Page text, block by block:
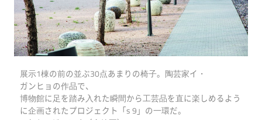
展示1棟の前の並ぶ30点あまりの椅子。陶芸家イ・
ガンヒョの作品で、
博物館に足を踏み入れた瞬間から工芸品を直に楽しめるよう
に企画されたプロジェクト「s 9」の一環だ。